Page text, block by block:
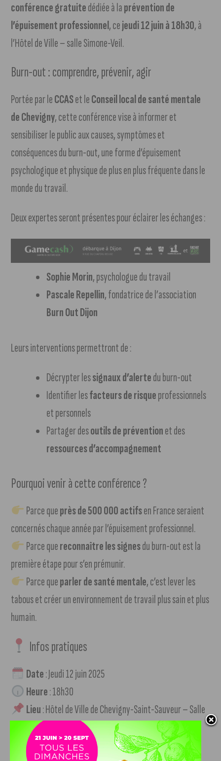
conférence gratuitedédiée à laprévention de
l’épuisement professionnel, cejeudi 12 juin à 18h30, à
l’Hôtel de Ville – salle Simone-Veil.
Burn-out : comprendre, prévenir, agir
Portée par leCCASet leConseil local de santé mentale
de Chevigny, cette conférence vise à informer et
sensibiliser le public aux causes, symptômes et
conséquences du burn-out, une forme d’épuisement
psychologique et physique de plus en plus fréquente dans le
monde du travail.
Deux expertes seront présentes pour éclairer les échanges :
Sophie Morin, psychologue du travail
Pascale Repellin, fondatrice de l’association
Burn Out Dijon
Leurs interventions permettront de :
Décrypter lessignaux d’alertedu burn-out
Identifier lesfacteurs de risqueprofessionnels
et personnels
Partager desoutils de préventionet des
ressources d’accompagnement
Pourquoi venir à cette conférence ?
Parce queprès de 500 000 actifsen France seraient
concernés chaque année par l’épuisement professionnel.
Parce quereconnaître les signesdu burn-out est la
première étape pour s’en prémunir.
Parce queparler de santé mentale, c’est lever les
tabous et créer un environnement de travail plus sain et plus
humain.
Infos pratiques
Date: Jeudi 12 juin 2025
Heure: 18h30
Lieu: Hôtel de Ville de Chevigny-Saint-Sauveur – Salle
Simone-Veil
Entrée libre– Conférence ouverte à toutes et tous